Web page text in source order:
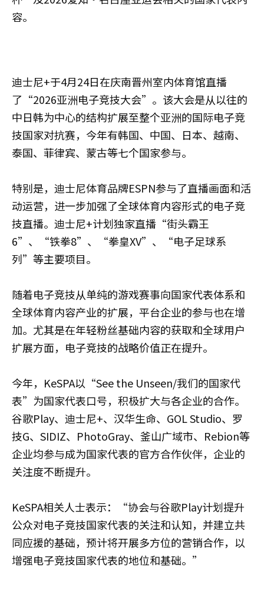
容。
迪士尼+于4月24日在庆南晋州室内体育馆直播
了“2026亚洲电子竞技大会”。该大会是从以往的
中日韩为中心的结构扩展至整个亚洲的国际电子竞
技国家对抗赛，今年有韩国、中国、日本、越南、
泰国、菲律宾、蒙古等七个国家参与。
特别是，迪士尼体育品牌ESPN参与了直播画面和活
动运营，进一步加强了全球体育内容形式的电子竞
技直播。迪士尼+计划独家直播“街头霸王
6”、“铁拳8”、“拳皇XV”、“电子足球系
列”等主要项目。
随着电子竞技从单纯的游戏赛事向国家代表体系和
全球体育内容产业的扩展，平台企业的参与也在增
加。尤其是在年轻粉丝基础内容的获取和全球用户
扩展方面，电子竞技的战略价值正在提升。
今年，KeSPA以“See the Unseen/我们的国家代
表”为国家代表口号，积极扩大与各企业的合作。
谷歌Play、迪士尼+、汉华生命、GOL Studio、罗
技G、SIDIZ、PhotoGray、釜山广域市、Rebion等
企业均参与成为国家代表的官方合作伙伴，企业的
关注度不断提升。
KeSPA相关人士表示：“协会与谷歌Play计划提升
公众对电子竞技国家代表的关注和认知，并建立共
同应援的基础，预计将开展多方位的营销合作，以
增强电子竞技国家代表的地位和基础。”